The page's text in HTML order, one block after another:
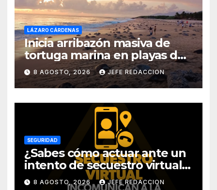
LÁZARO CÁRDENAS
Inicia arribazón masiva de
tortuga marina en playas de
Michoacán
8 AGOSTO, 2026 JEFE REDACCION
SEGURIDAD
¿Sabes cómo actuar ante un
intento de secuestro virtual?
La SSP te guía para evitarlo
8 AGOSTO, 2026 JEFE REDACCION